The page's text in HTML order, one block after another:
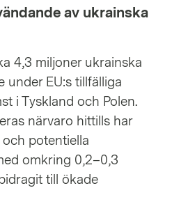
av ukrainska
4,3 miljoner ukrainska
under EU:s tillfälliga
i Tyskland och Polen.
närvaro hittills har
potentiella
omkring 0,2–0,3
till ökade